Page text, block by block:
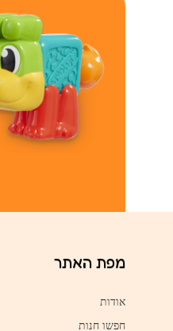
מפת האתר
אודות
חפשו חנות